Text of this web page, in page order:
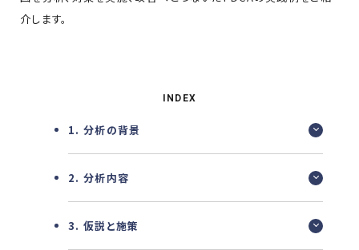
介します。
INDEX
1. 分析の背景
2. 分析内容
3. 仮説と施策